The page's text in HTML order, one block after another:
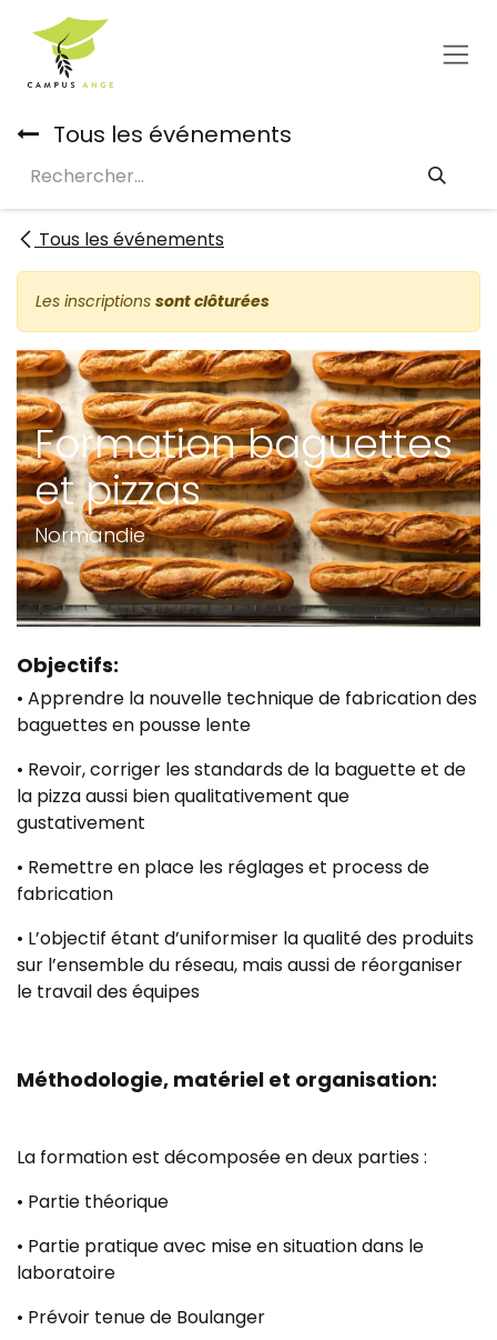
Se rendre au contenu
Tous les événements
Tous les événements
Les inscriptions sont clôturées
Formation baguettes
et pizzas
Normandie
Objectifs:
• Apprendre la nouvelle technique de fabrication des
baguettes en pousse lente
• Revoir, corriger les standards de la baguette et de
la pizza aussi bien qualitativement que
gustativement
• Remettre en place les réglages et process de
fabrication
• L’objectif étant d’uniformiser la qualité des produits
sur l’ensemble du réseau, mais aussi de réorganiser
le travail des équipes
Méthodologie, matériel et organisation:
La formation est décomposée en deux parties :
• Partie théorique
• Partie pratique avec mise en situation dans le
laboratoire
• Prévoir tenue de Boulanger